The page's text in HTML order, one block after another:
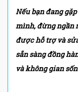
Nếu bạn đang
mình, đừng ngần
được hỗ trợ và
sẵn sàng đồng
và không gian